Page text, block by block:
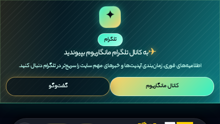
✦
تلگرام
✈به کانال تلگرام مانگاریوم بپیوندید
اطلاعیه‌های فوری، زمان‌بندی آپدیت‌ها و خبرهای مهم سایت را سریع‌تر در تلگرام دنبال کنید.
کانال مانگاریوم گفت‌وگو